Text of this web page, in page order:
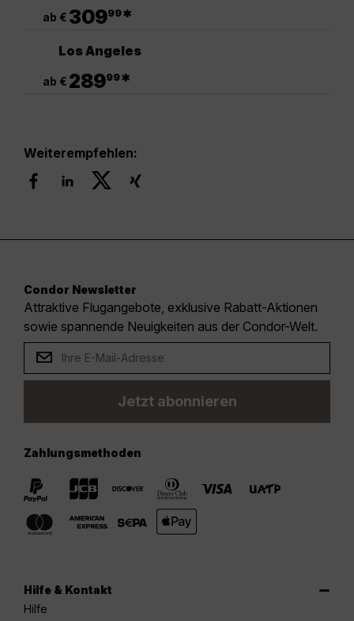
ab € 30999*
Los Angeles
ab € 28999*
Weiterempfehlen:
Condor Newsletter
Attraktive Flugangebote, exklusive Rabatt-Aktionen
sowie spannende Neuigkeiten aus der Condor-Welt.
Jetzt abonnieren
Zahlungsmethoden
Hilfe & Kontakt
Hilfe